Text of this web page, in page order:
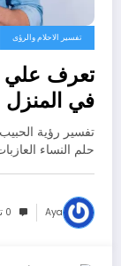
تفسير الاحلام والرؤى
تعرف علي
في المنزل
سيرين؟ –
تفسير رؤية
حلم النساء
Aya 0 تعليقات